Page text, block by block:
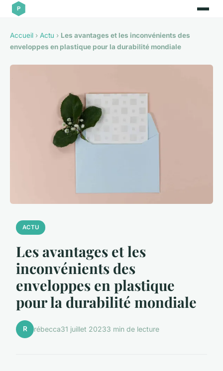
Accueil › Actu › Les avantages et les inconvénients des
enveloppes en plastique pour la durabilité mondiale
ACTU
Les avantages et les
inconvénients des
enveloppes en plastique
pour la durabilité mondiale
R rébecca31 juillet 20233 min de lecture